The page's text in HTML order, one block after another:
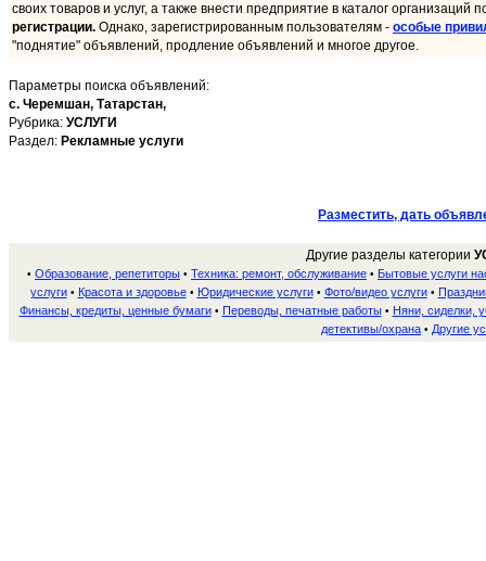
своих товаров и услуг, а также внести предприятие в каталог организаций
регистрации. Однако, зарегистрированным пользователям - особые
"поднятие" объявлений, продление объявлений и многое другое.
Параметры поиска объявлений:
с. Черемшан, Татарстан,
Рубрика: УСЛУГИ
Раздел: Рекламные услуги
Разместить, дать
Другие разделы категории
• Образование, репетиторы • Техника: ремонт, обслуживание • Бытовые услуги
услуги• Красота и здоровье• Юридические услуги• Фото/видео услуги•
Финансы, кредиты, ценные бумаги• Переводы, печатные работы• Няни, сиделки,
детективы/охрана • Другие